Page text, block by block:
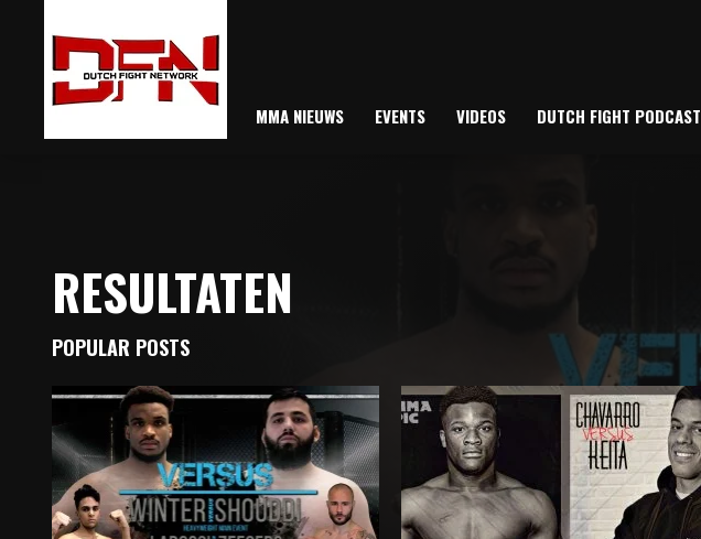
MMA NIEUWS EVENTS VIDEOS DUTCH FIGHT PODCAST
RESULTATEN
POPULAR POSTS